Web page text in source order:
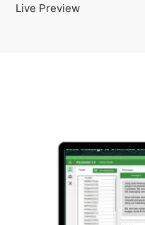
Live Preview